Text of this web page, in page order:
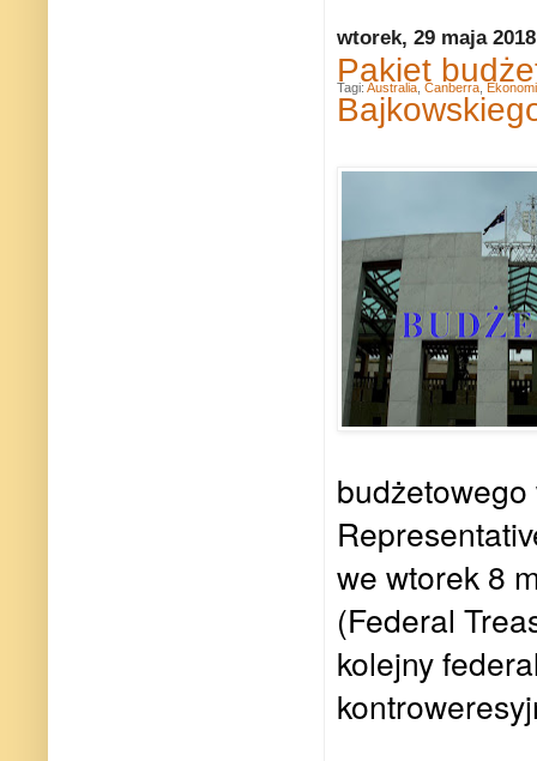
wtorek, 29 maja 2018
Pakiet
we wtorek 8
(Federal
kolejny
Tagi: Australia Canberra